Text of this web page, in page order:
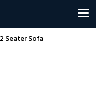
2 Seater Sofa